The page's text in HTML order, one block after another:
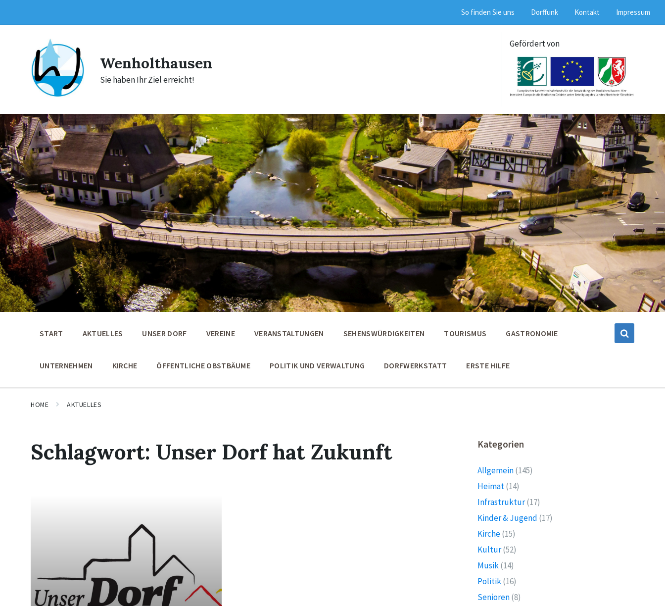
content
main
footer
So finden Sie uns Dorffunk Kontakt Impressum
Wenholthausen
Sie haben Ihr Ziel erreicht!
Gefördert von
START AKTUELLES UNSER DORF VEREINE VERANSTALTUNGEN SEHENSWÜRDIGKEITEN TOURISMUS GASTRONOMIE
UNTERNEHMEN KIRCHE ÖFFENTLICHE OBSTBÄUME POLITIK UND VERWALTUNG DORFWERKSTATT ERSTE HILFE
HOME AKTUELLES
Schlagwort: Unser Dorf hat Zukunft Kategorien
Allgemein(145)
Heimat(14)
Infrastruktur(17)
Kinder & Jugend (17)
Kirche(15)
Kultur(52)
Musik(14)
Politik(16)
Senioren(8)